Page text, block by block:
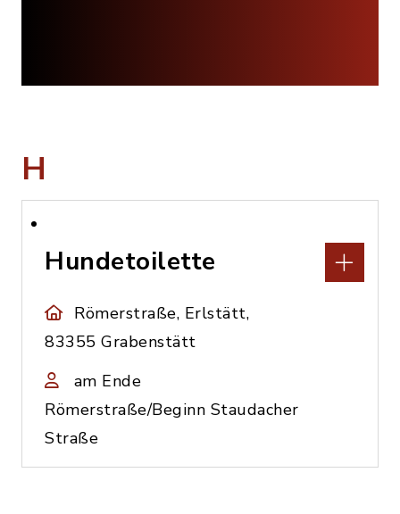
H
Hundetoilette
Römerstraße, Erlstätt,
83355 Grabenstätt
am Ende
Römerstraße/Beginn Staudacher
Straße